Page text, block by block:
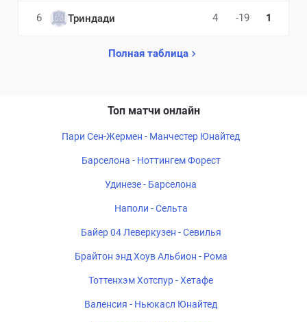
6 Триндади 4 -19 1
Полная таблица
Топ матчи онлайн
Пари Сен-Жермен - Манчестер Юнайтед
Барселона - Ноттингем Форест
Удинезе - Барселона
Наполи - Сельта
Байер 04 Леверкузен - Севилья
Брайтон энд Хоув Альбион - Рома
Тоттенхэм Хотспур - Хетафе
Валенсия - Ньюкасл Юнайтед